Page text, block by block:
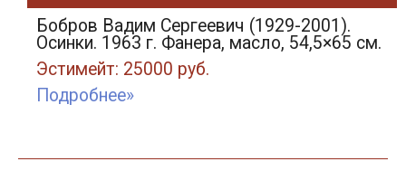
Бобров Вадим Сергеевич (1929-2001).
Осинки. 1963 г. Фанера, масло, 54,5×65 см.
Эстимейт: 25000 руб.
Подробнее»